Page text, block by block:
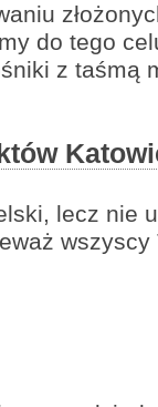
do tego
z taśmą
lecz nie